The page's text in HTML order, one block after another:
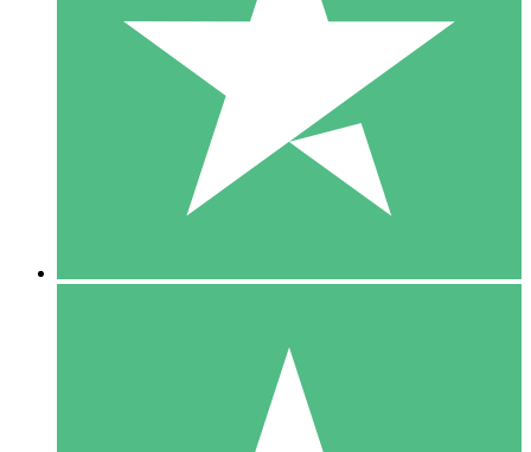
Paga según el uso con créditos de descarga. Sin compromiso
10 00
10 Descargas
20 00